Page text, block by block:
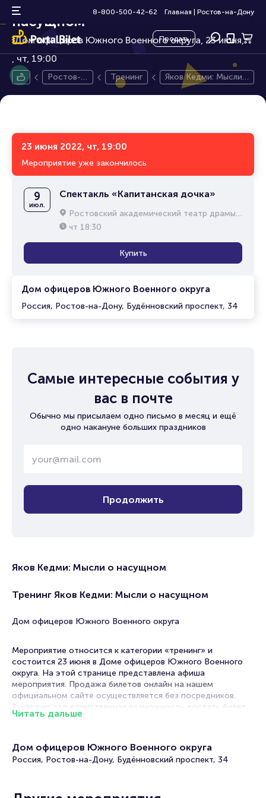
8-800-500-42-62 Главная Ростов-на-Дону
Продать
Яков Кедми: Мысли о
насущном
Дом офицеров Южного Военного округа, 23 июня,
16+
чт, 19:00
Ростов-н
Тренинг
Яков Кедми: Мысли
о насущном
23 июня 2022, чт, 19:00
Мероприятие уже закончилось
Дом офицеров Южного Военного округа
Россия, Ростов-на-Дону, Будённовский проспект, 34
9
июл.
Спектакль «Капитанская дочка»
Ростовский академический театр драмы им. М.Горького
чт 18:30
Купить
Самые интересные события у
вас в почте
Обычно мы присылаем одно письмо в месяц и ещё
одно накануне больших праздников
Продолжить
Яков Кедми: Мысли о насущном
Тренинг Яков Кедми: Мысли о насущном
Дом офицеров Южного Военного округа
Мероприятие относится к категории «тренинг» и
состоится 23 июня в Доме офицеров Южного Военного
округа. На этой странице представлена афиша
мероприятия. Продажа билетов онлайн на нашем
официальном сайте осуществляется без посредников.
Зачастую это единственная возможность достать билет
на Тренинг.
Portalbilet – удобный и надежный сервис для покупки и
Читать дальше
Дом офицеров Южного Военного округа
Россия, Ростов-на-Дону, Будённовский проспект, 34